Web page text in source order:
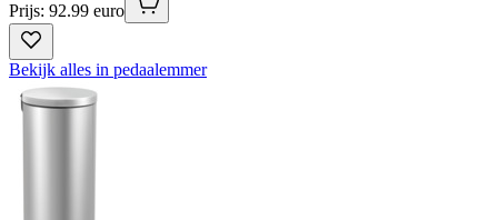
Prijs: 92.99 euro
Bekijk alles in pedaalemmer